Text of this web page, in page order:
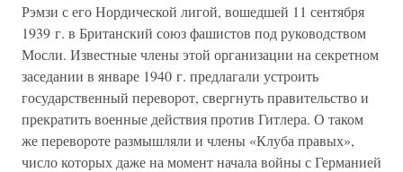
Рэмзи с его Нордической лигой, вошедшей 11 сентября
1939 г. в Британский союз фашистов под руководством
Мосли. Известные члены этой организации на секретном
заседании в январе 1940 г. предлагали устроить
государственный переворот, свергнуть правительство и
прекратить военные действия против Гитлера. О таком
же перевороте размышляли и члены «Клуба правых»,
число которых даже на момент начала войны с Германией